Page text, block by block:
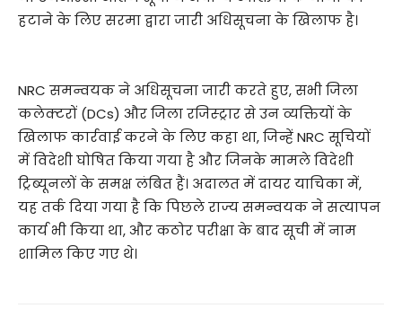
हटाने के लिए सरमा द्वारा जारी अधिसूचना के खिलाफ है।
NRC समन्वयक ने अधिसूचना जारी करते हुए, सभी जिला
कलेक्टरों (DCs) और जिला रजिस्ट्रार से उन व्यक्तियों के
खिलाफ कार्रवाई करने के लिए कहा था, जिन्हें NRC सूचियों
में विदेशी घोषित किया गया है और जिनके मामले विदेशी
ट्रिब्यूनलों के समक्ष लंबित हैं। अदालत में दायर याचिका में,
यह तर्क दिया गया है कि पिछले राज्य समन्वयक ने सत्यापन
कार्य भी किया था, और कठोर परीक्षा के बाद सूची में नाम
शामिल किए गए थे।